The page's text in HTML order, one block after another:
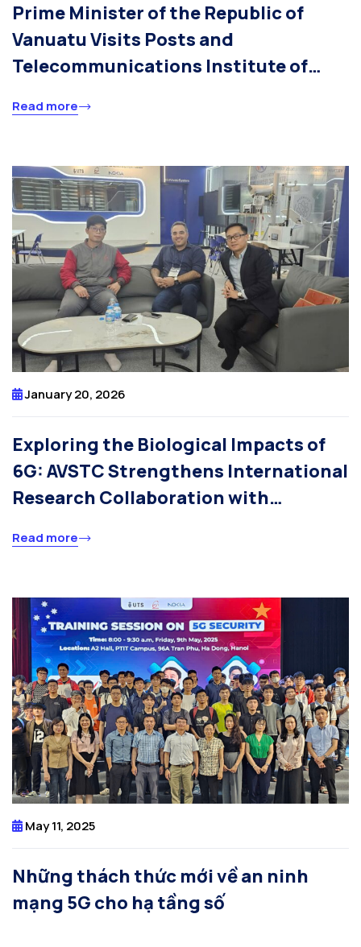
Prime Minister of the Republic of
Vanuatu Visits Posts and
Telecommunications Institute of
International Students in Vietnam
Read more
January 20, 2026
Exploring the Biological Impacts of
6G: AVSTC Strengthens International
Research Collaboration with
Read more
May 11, 2025
Những thách thức mới về an ninh
mạng 5G cho hạ tầng số